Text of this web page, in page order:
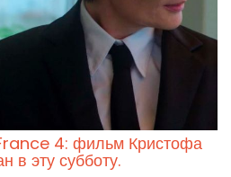
4: фильм Кристофа
в эту субботу.